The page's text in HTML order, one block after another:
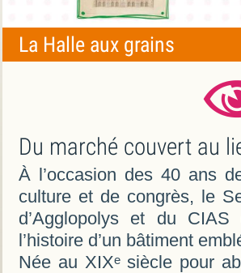
La Halle aux grains
Du marché couvert au
À l’occasion des 40 ans
culture et de congrès, le
d’Agglopolys et du
l’histoire d’un bâtiment
Née au XIXᵉ siècle pour